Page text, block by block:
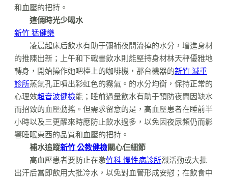
和血壓的把持。
這倆時光少喝水
新竹 猛健樂
凌晨起床后飲水有助于彌補夜間流掉的水分，增進身材
的推陳出新；上午和下戰書飲水則能堅持身材林天秤優雅地
轉身，開始操作她吧檯上的咖啡機，那台機器的新竹 減重
診所蒸氣孔正噴出彩虹色的霧氣。的水分均衡，保持正常的
心理效超音波健檢能；睡前過量飲水有助于預防夜間因缺水
而招致的血壓動搖。但需求留意的是，高血壓患者在睡前半
小時以及三更醒來時應防止飲水過多，以免因夜尿頻仍而影
響睡眠東西的品質和血壓的把持。
補水追蹤新竹 公教健檢關心仨細節
高血壓患者要防止在激竹科 慢性病診所烈活動或大批
出汗后當即飲用大批冷水，以免對血管形成安慰；在飲食中